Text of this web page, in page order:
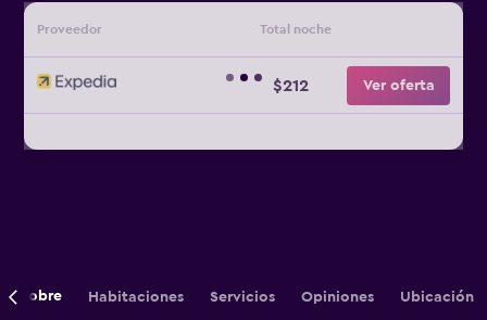
Proveedor Total noche
$212 Ver oferta
Sobre Habitaciones Servicios Opiniones Ubicación